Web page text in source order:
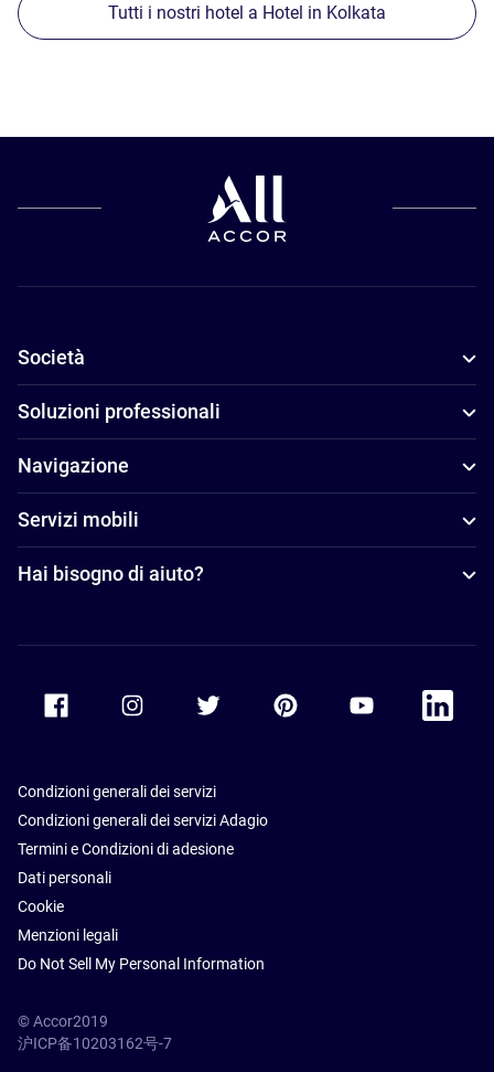
Tutti i nostri hotel a Hotel in Kolkata
Società
Soluzioni professionali
Navigazione
Servizi mobili
Hai bisogno di aiuto?
Accor Youtube
Accor
Condizioni generali dei servizi
Condizioni generali dei servizi Adagio
Termini e Condizioni di adesione
Dati personali
Cookie
Menzioni legali
Do Not Sell My Personal Information
© Accor2019
沪ICP备10203162号-7